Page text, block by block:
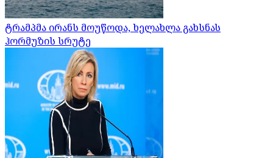
ტრამპმა ირანს მოუწოდა, ხელახლა გახსნას
ჰორმუზის სრუტე